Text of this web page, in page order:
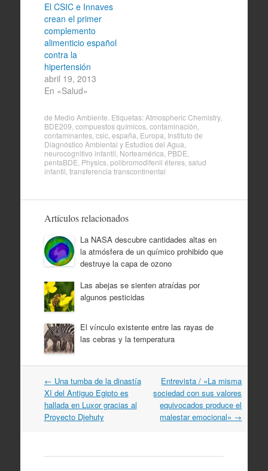
El CSIC e Innaves
crean el primer
complemento
alimenticio español
contra la
hipertensión
abril 19, 2013
En «Salud»
de Medio Ambiente. Etiquetas:Atmospheric Chemistry,
BDE209,compuestos químicos,contaminación,
contaminantes,csic,españa, Europa, Instituto de
Diagnóstico Ambiental y Estudios del Agua,
neurocognitivo infantil, Norteamérica, PBDE,
pentaBDE, Physics,polibromodifenil éteres,salud
infantil,transferencia transcontinental
Artículos relacionados
La NASA descubre cantidades altas en
la atmósfera de un químico prohibido que
destruye la capa de ozono
Las abejas se sienten atraídas por
algunos pesticidas
El vínculo existente entre las rayas de
las cebras y la temperatura
Navegación
por
artículos
← Una tumba de la dinastía
XI del Antiguo Egipto es
hallada en Luxor gracias al
Proyecto Djehuty
Entrevista / «La misma
sociedad con sus valores
equivocados produce el
malestar emocional» →